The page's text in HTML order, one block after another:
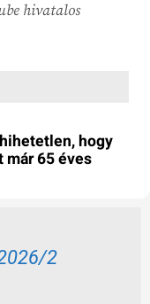
hivatalos
hogy
már 65 éves